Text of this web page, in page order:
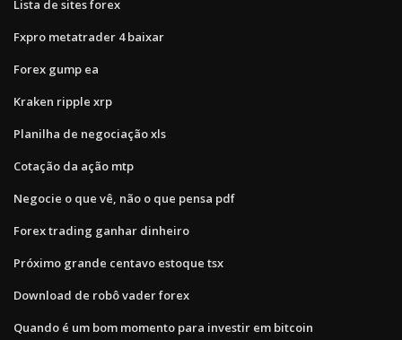
Lista de sites forex
Fxpro metatrader 4 baixar
Forex gump ea
Kraken ripple xrp
Planilha de negociação xls
Cotação da ação mtp
Negocie o que vê, não o que pensa pdf
Forex trading ganhar dinheiro
Próximo grande centavo estoque tsx
Download de robô vader forex
Quando é um bom momento para investir em bitcoin